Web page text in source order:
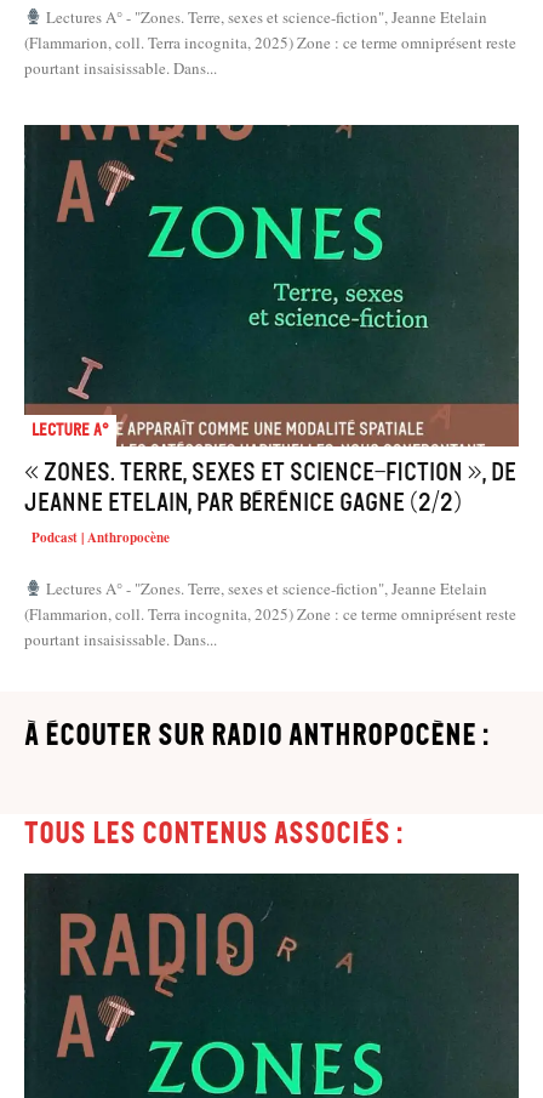
Lectures A° - "Zones. Terre, sexes et science-fiction", Jeanne Etelain
(Flammarion, coll. Terra incognita, 2025) Zone : ce terme omniprésent reste
pourtant insaisissable. Dans...
Lecture A°
« Zones. Terre, sexes et science-fiction », de
Jeanne Etelain, par Bérénice Gagne (2/2)
Podcast | Anthropocène
Lectures A° - "Zones. Terre, sexes et science-fiction", Jeanne Etelain
(Flammarion, coll. Terra incognita, 2025) Zone : ce terme omniprésent reste
pourtant insaisissable. Dans...
à écouter sur Radio Anthropocène :
Tous les contenus associés :